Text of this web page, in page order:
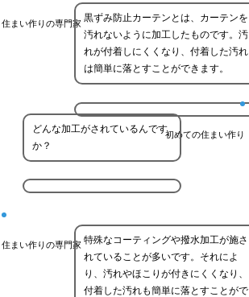
住まい作りの専門家 黒ずみ防止カーテンとは、カーテンを
汚れないように加工したものです。汚
れが付着しにくくなり、付着した汚れ
は簡単に落とすことができます。
初めての住まい作り
どんな加工がされているんです
か？
住まい作りの専門家 特殊なコーティングや撥水加工が施さ
れていることが多いです。それによ
り、汚れやほこりが付きにくくなり、
付着した汚れも簡単に落とすことがで